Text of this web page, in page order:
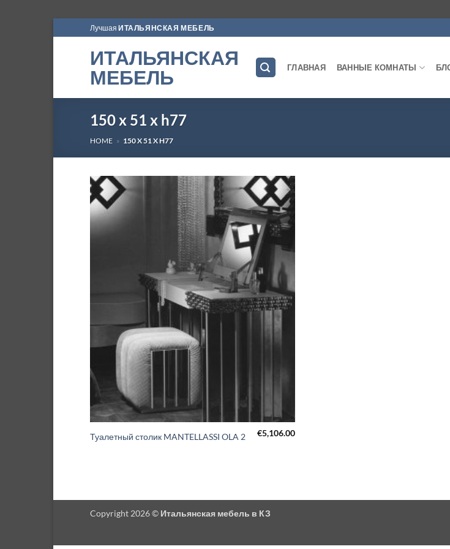
to
Лучшая ИТАЛЬЯНСКАЯ МЕБЕЛЬ
ИТАЛЬЯНСКАЯ
МЕБЕЛЬ
ГЛАВНАЯ ВАННЫЕ КОМНАТЫ
150 x 51 x h77
HOME » 150 X 51 X H77
Туалетный столик MANTELLASSI OLA 2 €5,106.00
Copyright 2026 © Итальянская мебель в КЗ